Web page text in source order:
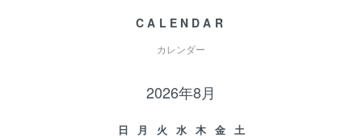
CALENDAR
カレンダー
2026年8月
日 月 火 水 木 金
土